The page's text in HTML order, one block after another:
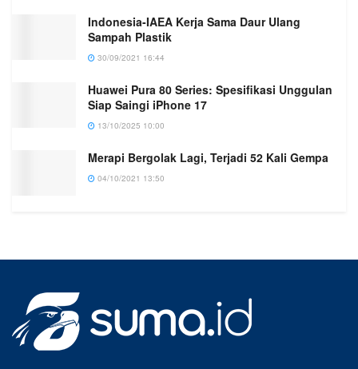
Indonesia-IAEA Kerja Sama Daur Ulang
Sampah Plastik
30/09/2021 16:44
Huawei Pura 80 Series: Spesifikasi Unggulan
Siap Saingi iPhone 17
13/10/2025 10:00
Merapi Bergolak Lagi, Terjadi 52 Kali Gempa
04/10/2021 13:50